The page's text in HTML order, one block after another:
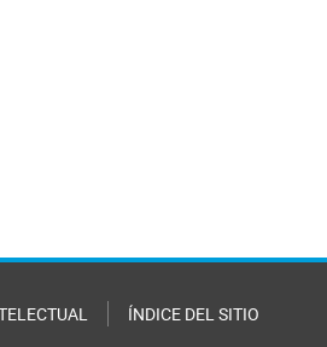
ÍNDICE DEL SITIO